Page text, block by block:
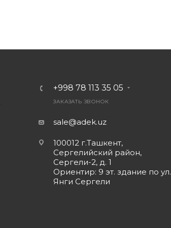
+998 78 113 35 05
ЗАКАЗАТЬ ЗВОНОК
sale@adek.uz
100012 г.Ташкент,
Сергелийский район,
Сергели-2, д. 1
Ориентир: 9 эт. здание по ул.
Янги Сергели